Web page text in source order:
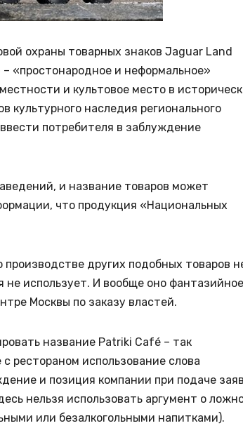
охраны товарных знаков Jaguar Land
«простонародное и неформальное»
и культовое место в
культурного наследия регионального
потребителя в заблуждение
и название товаров может
что продукция «Национальных
других подобных товаров
не использует. И вообще оно
Москвы по заказу властей.
название Patriki Café – так
рестораном использование слова
и позиция компании при подаче
нельзя использовать аргумент о
или безалкогольными напитками).